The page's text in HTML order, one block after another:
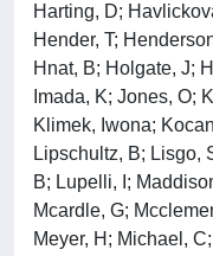
Harting, D;
Hender, T;
Hnat, B; Holgate, J;
Imada, K; Jones, O;
Klimek, Iwona;
Lipschultz, B; Lisgo,
B; Lupelli, I;
Mcardle, G;
Meyer, H; Michael,